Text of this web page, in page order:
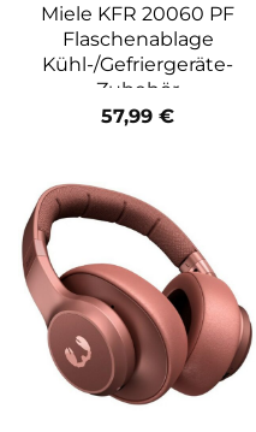
Miele KFR 20060 PF
Flaschenablage
Kühl-/Gefriergeräte-
Zubehör
57,99 €